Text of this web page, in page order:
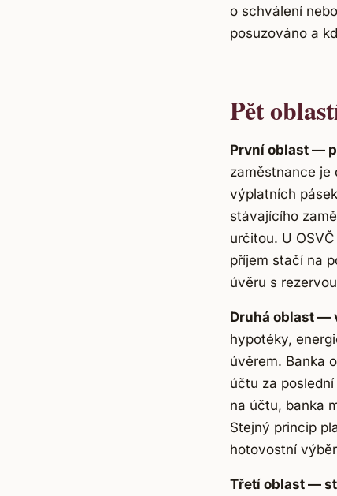
o schválení
posuzováno a
Pět
První oblast —
zaměstnance je
výplatních
stávajícího
určitou. U
příjem stačí na
úvěru s
Druhá oblast —
hypotéky,
úvěrem. Banka
účtu za
na účtu, banka
Stejný princip
hotovostní
Třetí oblast —